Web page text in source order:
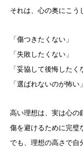
それは、心の奥にこう
「傷つきたくない」
「失敗したくない」
「妥協して後悔したく
「選ばれないのが怖い」
高い理想は、実は心の
傷を避けるために完璧
でも、理想の高さで自